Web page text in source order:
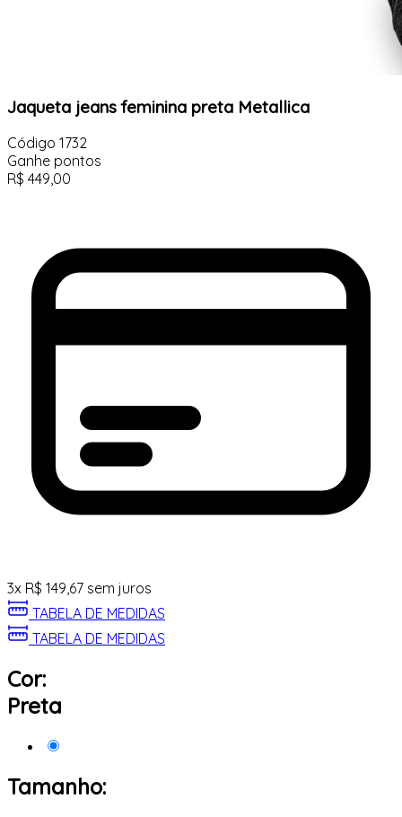
Jaqueta jeans feminina preta Metallica
Código 1732
Ganhe pontos
R$ 449,00
3x R$ 149,67 sem juros
TABELA DE MEDIDAS
TABELA DE MEDIDAS
Cor:
Preta
Tamanho: